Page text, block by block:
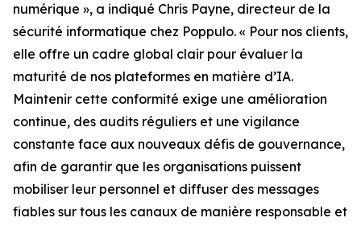
numérique », a indiqué Chris Payne, directeur de la
sécurité informatique chez Poppulo. « Pour nos clients,
elle offre un cadre global clair pour évaluer la
maturité de nos plateformes en matière d’IA.
Maintenir cette conformité exige une amélioration
continue, des audits réguliers et une vigilance
constante face aux nouveaux défis de gouvernance,
afin de garantir que les organisations puissent
mobiliser leur personnel et diffuser des messages
fiables sur tous les canaux de manière responsable et